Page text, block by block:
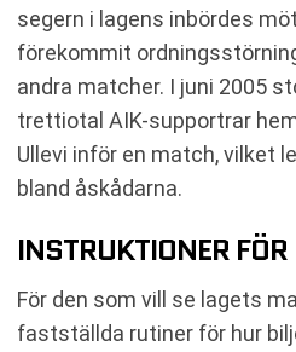
segern i lagens inbördes
förekommit
andra matcher. I juni 2005
trettiotal AIK-supportrar
Ullevi inför en match, vilket
bland åskådarna.
INSTRUKTIONER
För den som vill se lagets
fastställda rutiner för hur